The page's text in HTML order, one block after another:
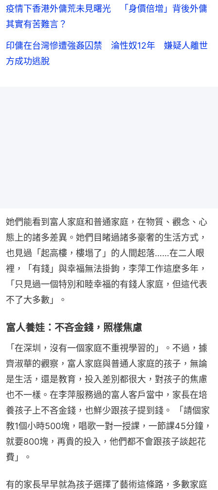
疫情下香港外傭荒未見曙光 「身價倍增」背後外傭
其實有苦難言？
印傭在台灣慘遭強姦囚禁 淪性奴12年 嫌疑人離世
方成功逃脫
她們能看到富人家庭和普通家庭，在物質、觀念、心
態上的諸多差異。她們目睹過諸多豪奢的生活方式，
也見過「起高樓，樓塌了」的人間起落……在二人眼
裡，「有錢」與幸福無法掛鉤，李萍工作這麼多年，
「只見過一個特別和睦幸福的有錢人家庭，但這代表
不了大多數」。
富人養娃：不吝金錢，照樣焦慮
「在深圳，沒有一個家庭不重視學習的」。不過，據
齊淑華的觀察，富人家庭與普通人家庭的孩子，無論
是生活，還是教育，投入差別都很大，對孩子的焦慮
也不一樣。在李萍服務過的富人客戶當中，家長在培
養孩子上不吝金錢，也鮮少跟孩子提到錢。 「請個家
教1個小時500塊，唱歌一對一授課，一節課45分鐘，
就要800塊，再貴的投入，他們都不會跟孩子談起花
費」。
有的家長早早就為孩子選擇了藝術這條路，多數家庭